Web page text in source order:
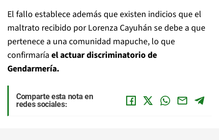
El fallo establece además que existen indicios que el
maltrato recibido por Lorenza Cayuhán se debe a que
pertenece a una comunidad mapuche, lo que
confirmaría el actuar discriminatorio de
Gendarmería.
Comparte esta nota en
redes sociales: